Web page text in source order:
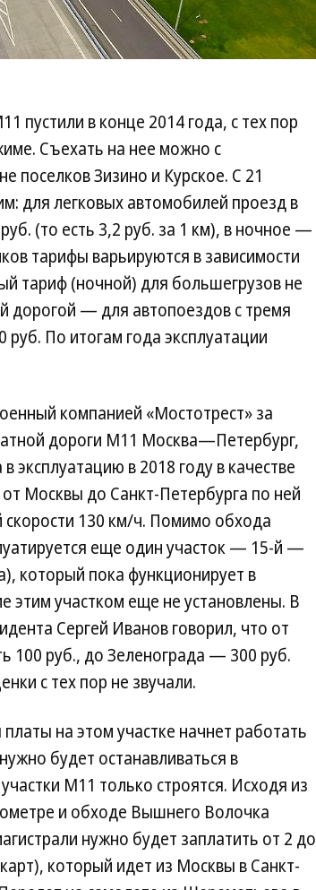
в конце 2014 года, с тех пор
Съехать на нее можно с
поселков Зизино и Курское. С 21
для легковых автомобилей проезд в
(то есть 3,2 руб. за 1 км), в ночное —
тарифы варьируются в зависимости
тариф (ночной) для большегрузов не
дорогой — для автопоездов с тремя
По итогам года эксплуатации
компанией «Мостотрест» за
дороги М11 Москва—Петербург,
в 2018 году в качестве
Москвы до Санкт-Петербурга по ней
130 км/ч. Помимо обхода
еще один участок — 15-й —
который пока функционирует в
этим участком еще не установлены. В
Сергей Иванов говорил, что от
100 руб., до Зеленограда — 300 руб.
с тех пор не звучали.
на этом участке начнет работать
будет останавливаться в
М11 только строятся. Исходя из
и обходе Вышнего Волочка
нужно будет заплатить от 2 до
который идет из Москвы в Санкт-